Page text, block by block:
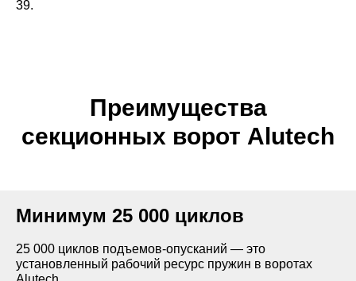
39.
Преимущества
секционных ворот Alutech
Минимум 25 000 циклов
25 000 циклов подъемов-опусканий — это
установленный рабочий ресурс пружин в воротах
полос,
над
не менее 410
Применяется в помещениях с
Высота притолоки — не менее 230
без калитки и не менее 250 мм для